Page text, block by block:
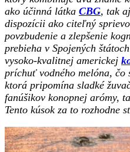
ako účinná látka CBG, tak
dispozícii ako citeľný
povzbudenie a zlepšenie
prebieha v Spojených
vysoko-kvalitnej americkej
príchuť vodného melóna,
ktorá pripomína sladké
fanúšikov konopnej arómy,
Tento kúsok za to rozhodne